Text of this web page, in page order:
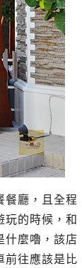
餐廳，且全程
玩的時候，和
什麼嚕，該店
前往應該是比